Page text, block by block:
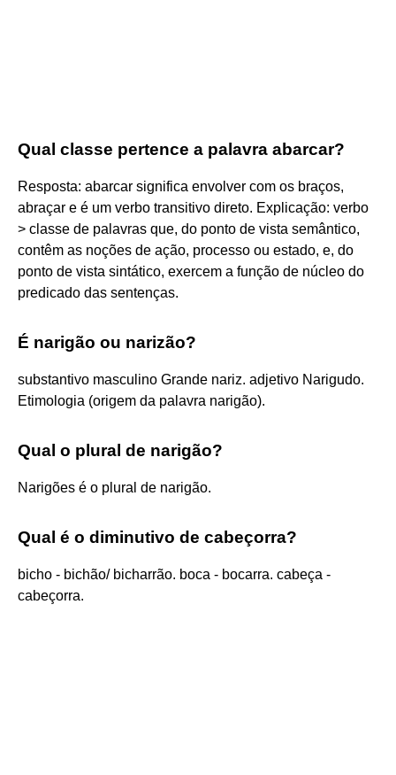
Qual classe pertence a palavra abarcar?
Resposta: abarcar significa envolver com os braços,
abraçar e é um verbo transitivo direto. Explicação: verbo
> classe de palavras que, do ponto de vista semântico,
contêm as noções de ação, processo ou estado, e, do
ponto de vista sintático, exercem a função de núcleo do
predicado das sentenças.
É narigão ou narizão?
substantivo masculino Grande nariz. adjetivo Narigudo.
Etimologia (origem da palavra narigão).
Qual o plural de narigão?
Narigões é o plural de narigão.
Qual é o diminutivo de cabeçorra?
bicho - bichão/ bicharrão. boca - bocarra. cabeça -
cabeçorra.